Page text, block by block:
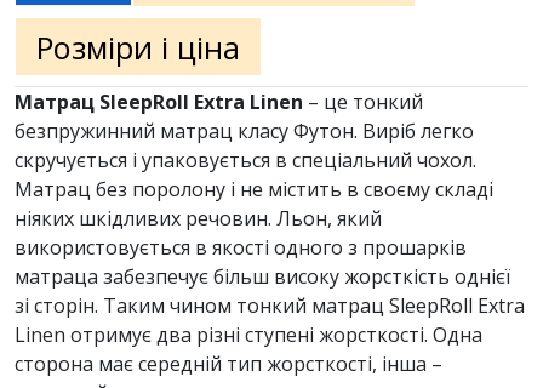
Розміри і ціна
Матрац SleepRoll Extra Linen – це тонкий
безпружинний матрац класу Футон. Виріб легко
скручується і упаковується в спеціальний чохол.
Матрац без поролону і не містить в своєму складі
ніяких шкідливих речовин. Льон, який
використовується в якості одного з прошарків
матраца забезпечує більш високу жорсткість однієї
зі сторін. Таким чином тонкий матрац SleepRoll Extra
Linen отримує два різні ступені жорсткості. Одна
сторона має середній тип жорсткості, інша –